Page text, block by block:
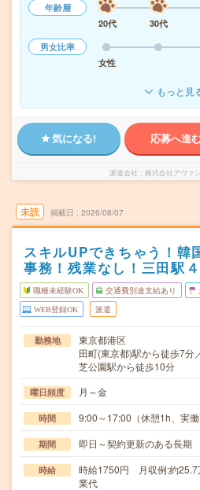
年齢層
20代
30代
男女比率
女性
もっと見
気になる! 応募へ進
派遣会社 株式会社アヴァ
未読 掲載日 2026/08/07
スキルUPできちゃう！韓
事務！残業なし！三田駅
職種未経験OK 交通費別途支給あり
WEB登録OK 派遣
勤務地
東京都港区
田町(東京都)駅から徒歩7分
芝公園駅から徒歩10分
曜日頻度 月～金
時間 9:00～17:00（休憩1h、実
期間 即日～契約更新のある長
時給
時給1750円 月収例:約25.7
業代